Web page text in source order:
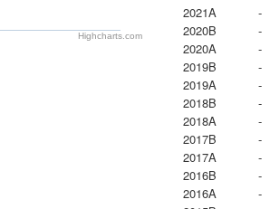
Highcharts.com
2021A
-
2020B
-
2020A
-
2019B
-
2019A
-
2018B
-
2018A
-
2017B
-
2017A
-
2016B
-
2016A
-